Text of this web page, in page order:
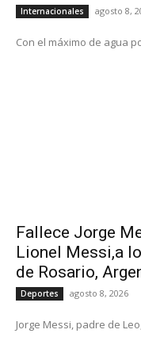
Internacionales agosto 8,
Con el máximo de agua
Fallece Jorge
Lionel Messi,a
de Rosario,
Deportes agosto 8, 2026
Jorge Messi, padre de